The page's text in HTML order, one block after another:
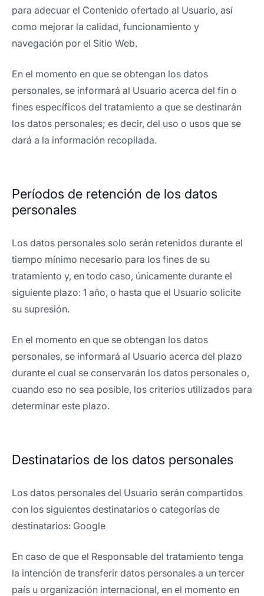
para adecuar el Contenido ofertado al Usuario, así
como mejorar la calidad, funcionamiento y
navegación por el Sitio Web.
En el momento en que se obtengan los datos
personales, se informará al Usuario acerca del fin o
fines específicos del tratamiento a que se destinarán
los datos personales; es decir, del uso o usos que se
dará a la información recopilada.
Períodos de retención de los datos
personales
Los datos personales solo serán retenidos durante el
tiempo mínimo necesario para los fines de su
tratamiento y, en todo caso, únicamente durante el
siguiente plazo: 1 año, o hasta que el Usuario solicite
su supresión.
En el momento en que se obtengan los datos
personales, se informará al Usuario acerca del plazo
durante el cual se conservarán los datos personales o,
cuando eso no sea posible, los criterios utilizados para
determinar este plazo.
Destinatarios de los datos personales
Los datos personales del Usuario serán compartidos
con los siguientes destinatarios o categorías de
destinatarios: Google
En caso de que el Responsable del tratamiento tenga
la intención de transferir datos personales a un tercer
país u organización internacional, en el momento en